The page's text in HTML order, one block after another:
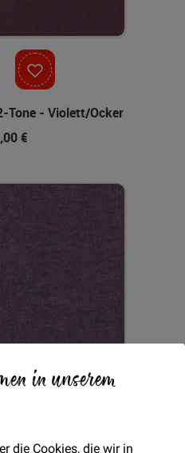
in unserem
die Cookies, die wir in
Tone - Violett/Ocker
€